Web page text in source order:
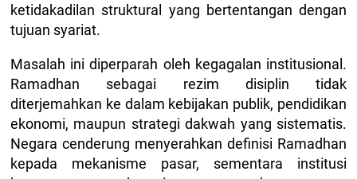
ketidakadilan struktural yang bertentangan dengan
tujuan syariat.
Masalah ini diperparah oleh kegagalan institusional.
Ramadhan sebagai rezim disiplin tidak
diterjemahkan ke dalam kebijakan publik, pendidikan
ekonomi, maupun strategi dakwah yang sistematis.
Negara cenderung menyerahkan definisi Ramadhan
kepada mekanisme pasar, sementara institusi